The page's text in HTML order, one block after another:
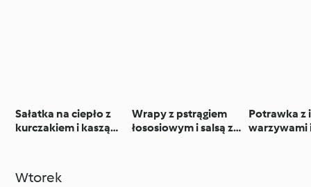
Sałatka na ciepło z
kurczakiem i kaszą
Wrapy z pstrągiem
łososiowym i salsą z
Potrawka z
warzywami
Wtorek